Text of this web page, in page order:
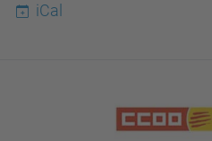
iCal